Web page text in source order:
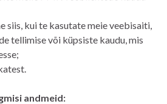
siis, kui te kasutate meie veebisaiti,
tellimise või küpsiste kaudu, mis
andmeid: